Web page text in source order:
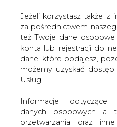
Jeżeli korzystasz także z
za pośrednictwem
też Twoje dane osobowe
konta lub rejestracji do
dane, które podajesz,
możemy uzyskać
Usług.
Informacje dotyczące
danych osobowych a
przetwarzania oraz
Strona główna RYNEK
bezpieczeństwo na stacjach
2020-10-21 13:31